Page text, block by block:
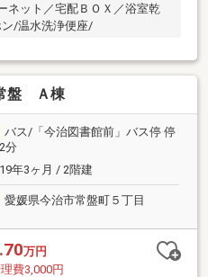
ネット／宅配ＢＯＸ／浴室乾
/温水洗浄便座/
盤 Ａ棟
バス/「今治図書館前」バス停 停
分
年3ヶ月 / 2階建
愛媛県今治市常盤町５丁目
万円
費3,000円